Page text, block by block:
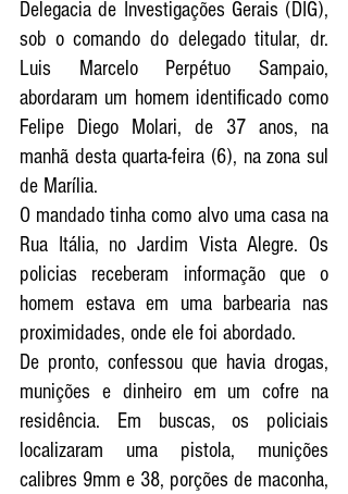
Delegacia de Investigações Gerais (DIG),
sob o comando do delegado titular, dr.
Luis Marcelo Perpétuo Sampaio,
abordaram um homem identificado como
Felipe Diego Molari, de 37 anos, na
manhã desta quarta-feira (6), na zona sul
de Marília.
O mandado tinha como alvo uma casa na
Rua Itália, no Jardim Vista Alegre. Os
policias receberam informação que o
homem estava em uma barbearia nas
proximidades, onde ele foi abordado.
De pronto, confessou que havia drogas,
munições e dinheiro em um cofre na
residência. Em buscas, os policiais
localizaram uma pistola, munições
calibres 9mm e 38, porções de maconha,